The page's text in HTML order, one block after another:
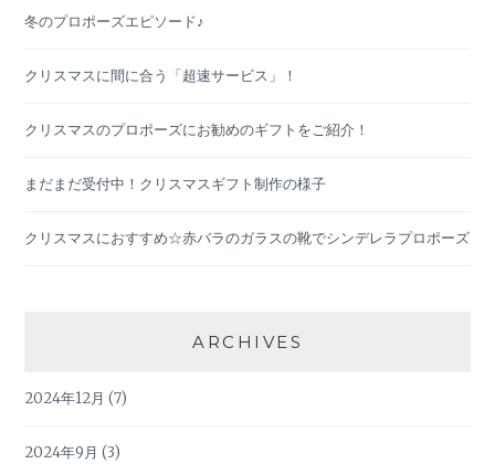
冬のプロポーズエピソード♪
クリスマスに間に合う「超速サービス」！
クリスマスのプロポーズにお勧めのギフトをご紹介！
まだまだ受付中！クリスマスギフト制作の様子
クリスマスにおすすめ☆赤バラのガラスの靴でシンデレラプロポーズ
ARCHIVES
2024年12月 (7)
2024年9月 (3)